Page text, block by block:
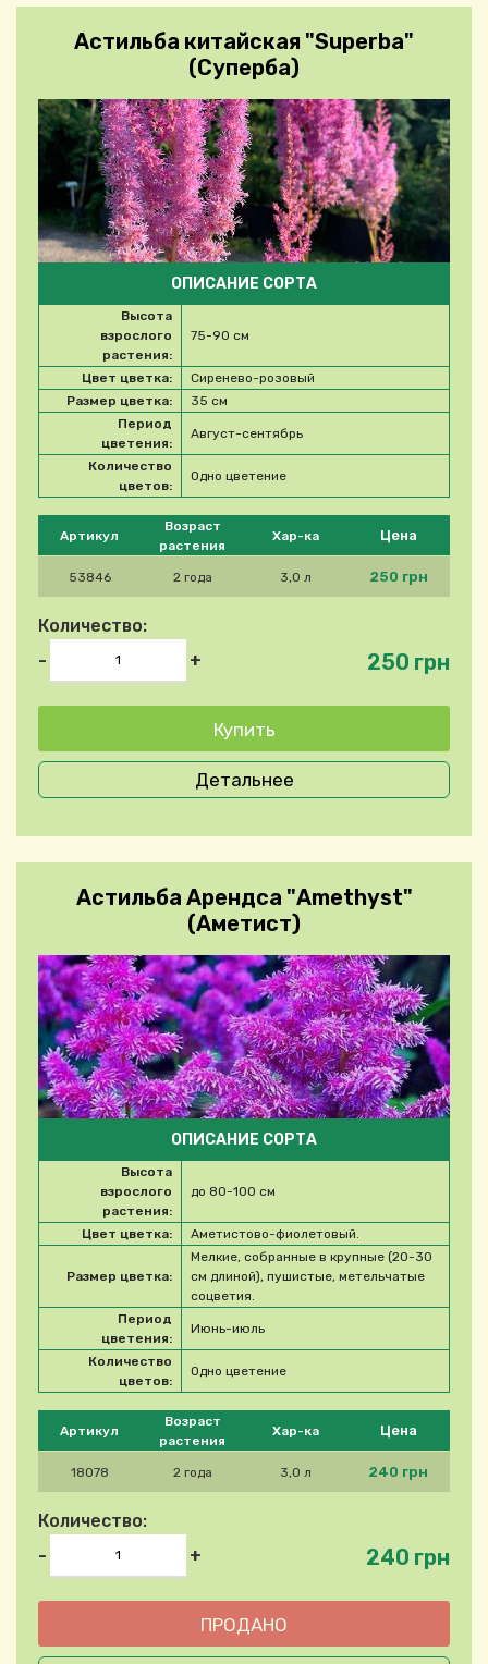
Астильба китайская "Superba"
(Суперба)
Please select product
Артикул
Возраст
растения
Хар-ка Цена
53846 2 года 3,0 л 250 грн
Количество:
-
+ 250 грн
ОПИСАНИЕ СОРТА
Высота
взрослого
растения:
75-90 см
Цвет цветка:
Сиренево-розовый
Размер цветка:
35 см
Период
цветения:
Август-сентябрь
Количество
цветов:
Одно цветение
Детальнее
Астильба Арендса "Amethyst"
(Аметист)
Please select product
Артикул
Возраст
растения
Хар-ка Цена
18078 2 года 3,0 л 240 грн
Количество:
-
+ 240 грн
ОПИСАНИЕ СОРТА
Высота
взрослого
растения:
до 80-100 см
Цвет цветка: Аметистово-фиолетовый.
Размер цветка:
Мелкие, собранные в крупные (20-30
см длиной), пушистые, метельчатые
соцветия.
Период
цветения:
Июнь-июль
Количество
цветов:
Одно цветение